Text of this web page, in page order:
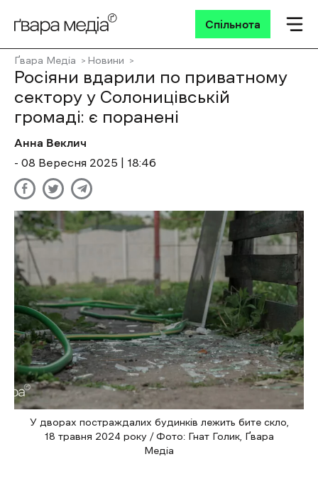
Спільнота
Ґвара Медіа Новини
Росіяни вдарили по приватному
сектору у Солоницівській
громаді: є поранені
Анна Веклич
- 08 Вересня 2025 | 18:46
У дворах постраждалих будинків лежить бите скло,
18 травня 2024 року / Фото: Гнат Голик, Ґвара
Медіа